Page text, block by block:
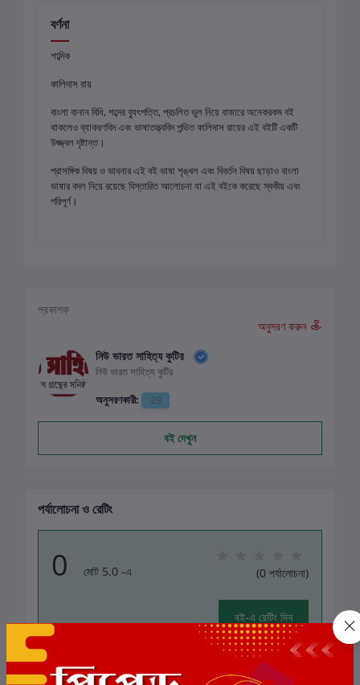
বর্ণনা
শাব্দিক
কালিদাস রায়
বাংলা বানান বিধি, শব্দের ব্যুৎপত্তি, প্রচলিত ভুল নিয়ে বাজারে অনেকরকম বই
থাকলেও ব্যাকরণবিদ এবং ভাষাতত্ত্ববিদ পন্ডিত কালিদাস রায়ের এই বইটি একটি
উজ্জ্বল দৃষ্টান্ত।
প্রাসঙ্গিক বিষয় ও ভাবনার এই বই ভাষা শৃঙ্খল এবং বিবর্তন বিষয় ছাড়াও বাংলা
ভাষার বদল নিয়ে রয়েছে বিস্তারিত আলোচনা যা এই বইকে করেছে স্বকীয় এবং
পরিপূর্ণ।
প্রকাশক
অনুসরণ করুন
নিউ ভারত সাহিত্য কুটির
নিউ ভারত সাহিত্য কুটির
অনুসরণকারী:
29
বই দেখুন
পর্যালোচনা ও রেটিং
0 মোট 5.0 -এ (0 পর্যালোচনা)
বই-এ রেটিং দিন